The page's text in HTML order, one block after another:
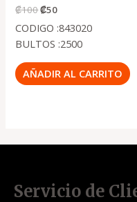
₡100₡50
CODIGO :843020
BULTOS :2500
AÑADIR AL CARRITO
Servicio de